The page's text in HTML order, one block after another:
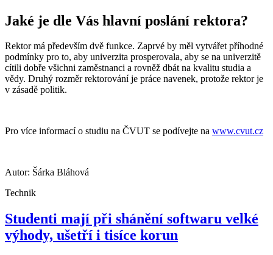
Jaké je dle Vás hlavní poslání rektora?
Rektor má především dvě funkce. Zaprvé by měl vytvářet příhodné
podmínky pro to, aby univerzita prosperovala, aby se na univerzitě
cítili dobře všichni zaměstnanci a rovněž dbát na kvalitu studia a
vědy. Druhý rozměr rektorování je práce navenek, protože rektor je
v zásadě politik.
Pro více informací o studiu na ČVUT se podívejte na www.cvut.cz
Autor: Šárka Bláhová
Technik
Studenti mají při shánění softwaru velké
výhody, ušetří i tisíce korun